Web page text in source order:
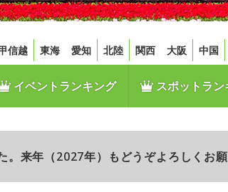
信越 東海 愛知 北陸 関西 大阪 中国
イベントランキング スポットラン
来年（2027年）もどうぞよろしくお願